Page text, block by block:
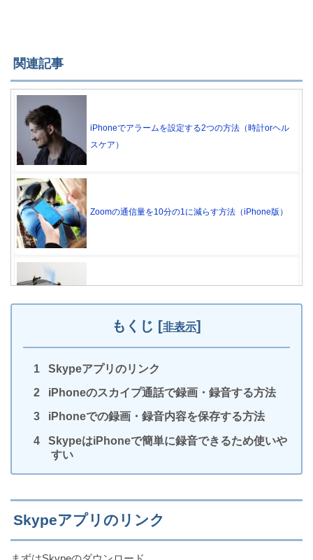
関連記事
iPhoneでアラームを設定する2つの方法（時計orヘル
スケア）
Zoomの通信量を10分の1に減らす方法（iPhone版）
法
もくじ [非表示]
Skypeアプリのリンク
iPhoneのスカイプ通話で録画・録音する方法
iPhoneでの録画・録音内容を保存する方法
SkypeはiPhoneで簡単に録音できるため使いや
すい
Skypeアプリのリンク